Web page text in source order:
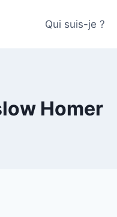
Qui suis-je ?
Homer